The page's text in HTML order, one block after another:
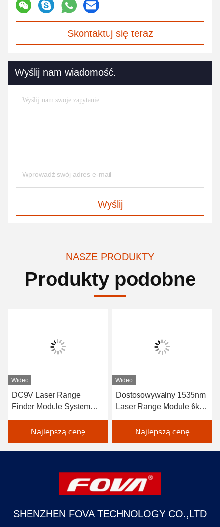
Skontaktuj się teraz
Wyślij nam wiadomość.
Wyślij
NASZE PRODUKTY
Produkty podobne
Wideo
DC9V Laser Range
Finder Module System
fotoelektryczny Wykryć
odległość docelową 120
g, pomiar odległości
laserowej
Najlepszą cenę
Wideo
Dostosowywalny 1535nm
Laser Range Module 6km
Range Stabilna
wydajność 98%
dokładność YZT-CJ-
0610A
Najlepszą cenę
SHENZHEN FOVA TECHNOLOGY CO.,LTD